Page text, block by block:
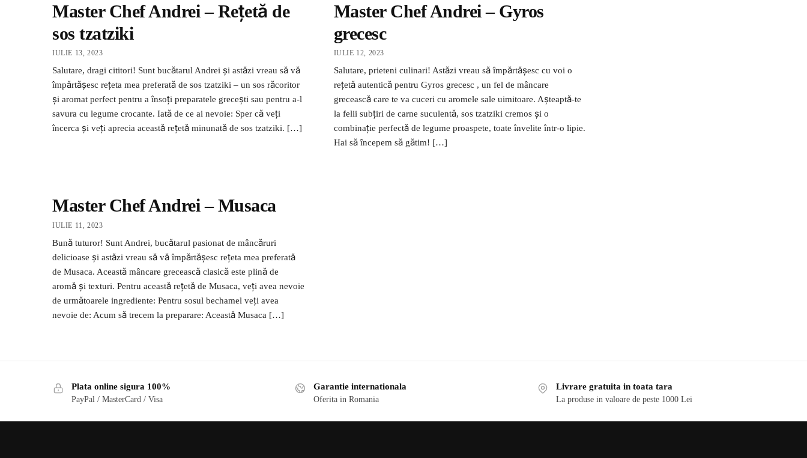
Master Chef Andrei – Rețetă de
sos tzatziki
IULIE 13, 2023
Salutare, dragi cititori! Sunt bucătarul Andrei și astăzi vreau să vă
împărtășesc rețeta mea preferată de sos tzatziki – un sos răcoritor
și aromat perfect pentru a însoți preparatele grecești sau pentru a-l
savura cu legume crocante. Iată de ce ai nevoie: Sper că veți
încerca și veți aprecia această rețetă minunată de sos tzatziki. […]
Master Chef Andrei – Gyros
grecesc
IULIE 12, 2023
Salutare, prieteni culinari! Astăzi vreau să împărtășesc cu voi o
rețetă autentică pentru Gyros grecesc , un fel de mâncare
grecească care te va cuceri cu aromele sale uimitoare. Așteaptă-te
la felii subțiri de carne suculentă, sos tzatziki cremos și o
combinație perfectă de legume proaspete, toate învelite într-o lipie.
Hai să începem să gătim! […]
Master Chef Andrei – Musaca
IULIE 11, 2023
Bună tuturor! Sunt Andrei, bucătarul pasionat de mâncăruri
delicioase și astăzi vreau să vă împărtășesc rețeta mea preferată
de Musaca. Această mâncare grecească clasică este plină de
aromă și texturi. Pentru această rețetă de Musaca, veți avea nevoie
de următoarele ingrediente: Pentru sosul bechamel veți avea
nevoie de: Acum să trecem la preparare: Această Musaca […]
Plata online sigura 100%
PayPal / MasterCard / Visa
Garantie internationala
Oferita in Romania
Livrare gratuita in toata tara
La produse in valoare de peste 1000 Lei